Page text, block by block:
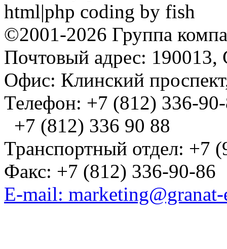
html|php coding by fish
©2001-2026 Группа
Почтовый адрес: 190013,
Офис: Клинский
Телефон: +7 (812) 336-
+7 (812) 336 90 88
Транспортный отдел: +7
Факс: +7 (812) 336-90-86
E-mail: